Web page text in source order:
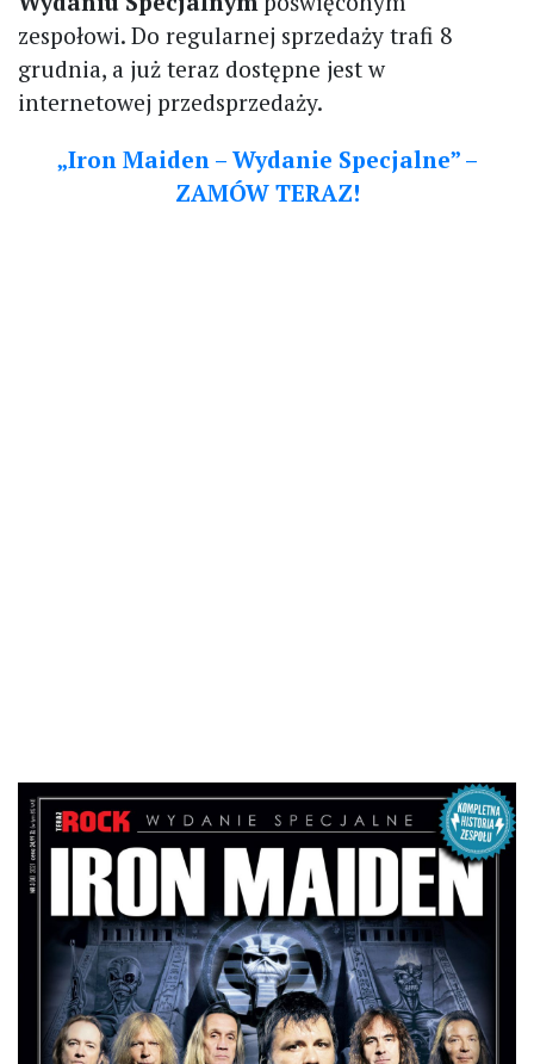
zespołowi. Do regularnej sprzedaży trafi 8
grudnia, a już teraz dostępne jest w
internetowej przedsprzedaży.
„Iron Maiden – Wydanie Specjalne” –
ZAMÓW TERAZ!